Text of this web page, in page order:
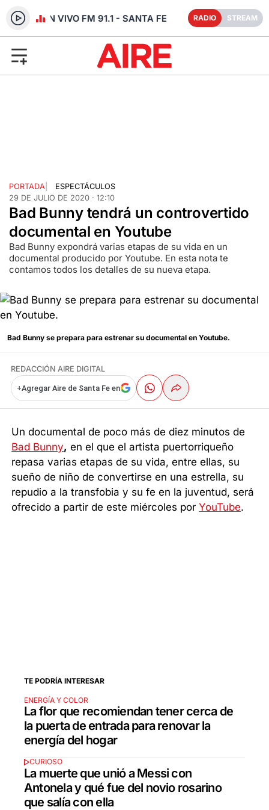
RADIO EN VIVO FM 91.1 - SANTA FE RADIO STREAM
PORTADA
ESPECTÁCULOS
29 DE JULIO DE 2020 · 12:10
Bad Bunny tendrá un controvertido
documental en Youtube
Bad Bunny expondrá varias etapas de su vida en un
documental producido por Youtube. En esta nota te
contamos todos los detalles de su nueva etapa.
Bad Bunny se prepara para estrenar su documental en Youtube.
REDACCIÓN AIRE DIGITAL
+Agregar Aire de Santa Fe en
Un documental de poco más de diez minutos de
Bad Bunny, en el que el artista puertorriqueño
repasa varias etapas de su vida, entre ellas, su
sueño de niño de convertirse en una estrella, su
repudio a la transfobia y su fe en la juventud, será
ofrecido a partir de este miércoles porYouTube.
TE PODRÍA INTERESAR
ENERGÍA Y COLOR
La flor que recomiendan tener cerca de
la puerta de entrada para renovar la
energía del hogar
CURIOSO
La muerte que unió a Messi con
Antonela y qué fue del novio rosarino
que salía con ella